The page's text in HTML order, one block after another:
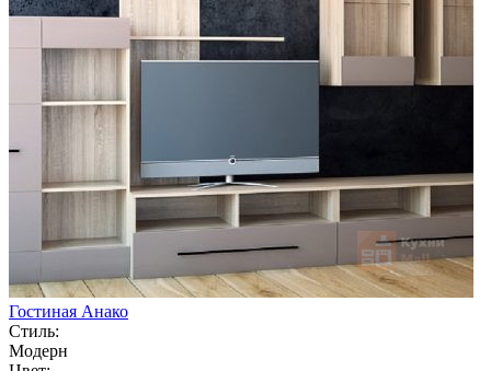
Гостиная Анако
Стиль:
Модерн